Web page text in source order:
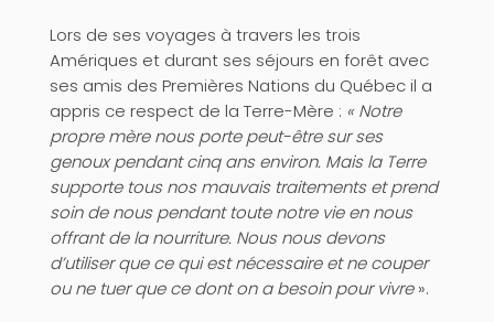
Lors de ses voyages à travers les trois
Amériques et durant ses séjours en forêt avec
ses amis des Premières Nations du Québec il a
appris ce respect de la Terre-Mère : « Notre
propre mère nous porte peut-être sur ses
genoux pendant cinq ans environ. Mais la Terre
supporte tous nos mauvais traitements et prend
soin de nous pendant toute notre vie en nous
offrant de la nourriture. Nous nous devons
d’utiliser que ce qui est nécessaire et ne couper
ou ne tuer que ce dont on a besoin pour vivre».